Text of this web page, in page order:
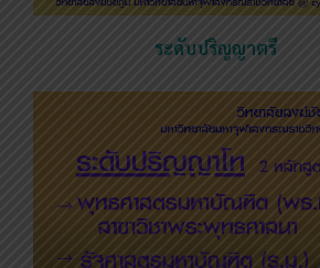
ระดับปริญญาตรี